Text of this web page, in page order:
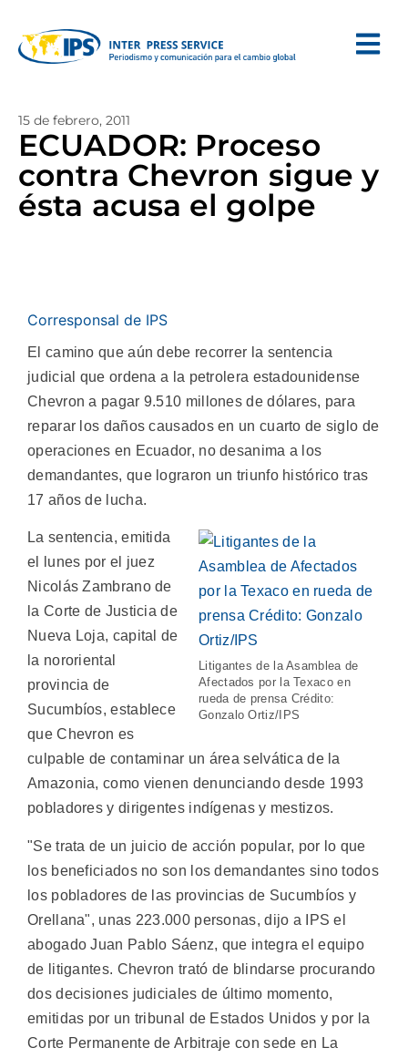
15 de febrero, 2011
ECUADOR: Proceso
contra Chevron sigue y
ésta acusa el golpe
Corresponsal de IPS
El camino que aún debe recorrer la sentencia
judicial que ordena a la petrolera estadounidense
Chevron a pagar 9.510 millones de dólares, para
reparar los daños causados en un cuarto de siglo de
operaciones en Ecuador, no desanima a los
demandantes, que lograron un triunfo histórico tras
17 años de lucha.
Litigantes de la Asamblea de
Afectados por la Texaco en
rueda de prensa Crédito:
Gonzalo Ortiz/IPS
La sentencia, emitida
el lunes por el juez
Nicolás Zambrano de
la Corte de Justicia de
Nueva Loja, capital de
la nororiental
provincia de
Sucumbíos, establece
que Chevron es
culpable de contaminar un área selvática de la
Amazonia, como vienen denunciando desde 1993
pobladores y dirigentes indígenas y mestizos.
"Se trata de un juicio de acción popular, por lo que
los beneficiados no son los demandantes sino todos
los pobladores de las provincias de Sucumbíos y
Orellana", unas 223.000 personas, dijo a IPS el
abogado Juan Pablo Sáenz, que integra el equipo
de litigantes. Chevron trató de blindarse procurando
dos decisiones judiciales de último momento,
emitidas por un tribunal de Estados Unidos y por la
Corte Permanente de Arbitraje con sede en La